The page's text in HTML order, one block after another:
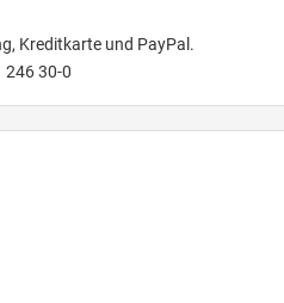
Kreditkarte und PayPal.
246 30-0